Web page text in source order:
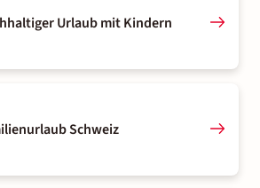
Urlaub mit Kindern
Schweiz